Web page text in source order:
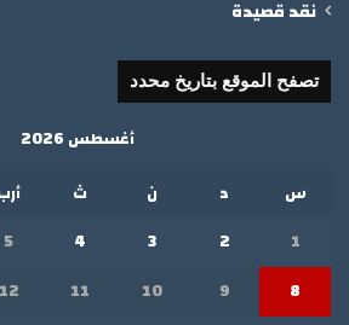
نقد قصيدة
تصفح الموقع بتاريخ محدد
أغسطس 2026
س
د ن ث
1
2
3
4
5
8
9
10
11
12